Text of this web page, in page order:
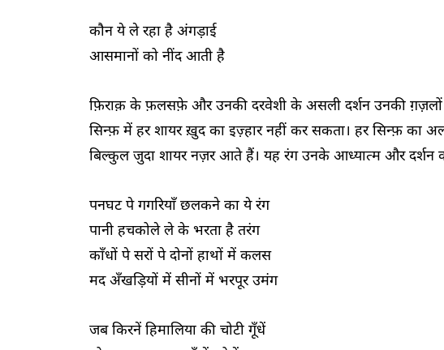
कौन ये ले रहा है अंगड़ाई
आसमानों को नींद आती है
फ़िराक़ के फ़लसफ़े और उनकी दरवेशी के असली दर्शन उनकी ग़ज़लों
सिन्फ़ में हर शायर ख़ुद का इज़्हार नहीं कर सकता। हर सिन्फ़ का
बिल्कुल जुदा शायर नज़र आते हैं। यह रंग उनके आध्यात्म और दर्शन
पनघट पे गगरियाँ छलकने का ये रंग
पानी हचकोले ले के भरता है तरंग
काँधों पे सरों पे दोनों हाथों में कलस
मद अँखड़ियों में सीनों में भरपूर उमंग
जब किरनें हिमालिया की चोटी गूँधें